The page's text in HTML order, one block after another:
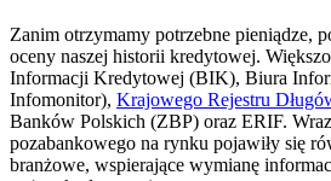
Zanim otrzymamy potrzebne pieniądze,
oceny naszej historii kredytowej.
Informacji Kredytowej (BIK), Biura
Infomonitor), Krajowego Rejestru
Banków Polskich (ZBP) oraz ERIF.
pozabankowego na rynku pojawiły się
branżowe, wspierające wymianę